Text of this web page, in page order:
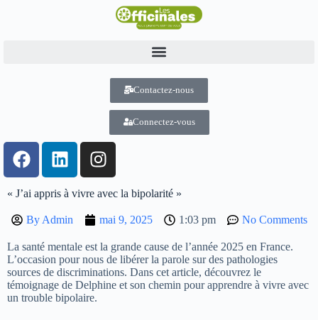
Contactez-nous
Connectez-vous
« J’ai appris à vivre avec la bipolarité »
ByAdmin mai 9, 2025 1:03 pm No Comments
La santé mentale est la grande cause de l’année 2025 en France.
L’occasion pour nous de libérer la parole sur des pathologies
sources de discriminations. Dans cet article, découvrez le
témoignage de Delphine et son chemin pour apprendre à vivre avec
un trouble bipolaire.